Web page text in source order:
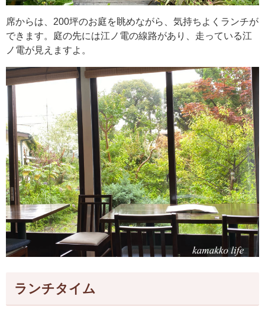
席からは、200坪のお庭を眺めながら、気持ちよくランチが
できます。庭の先には江ノ電の線路があり、走っている江
ノ電が見えますよ。
ランチタイム